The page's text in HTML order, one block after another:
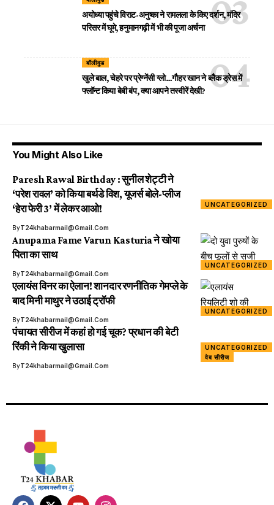
अयोध्या पहुंचे विराट-अनुष्का ने रामलला के किए दर्शन, मंदिर
परिसर में घूमे, हनुमानगढ़ी में भी की पूजा अर्चना
बॉलीवुड
खुले बाल, चेहरे पर प्रेग्नेंसी ग्लो…गौहर खान ने ब्लैक ड्रेस में
फ्लॉन्ट किया बेबी बंप, क्या आपने तस्वीरें देखी?
You Might Also Like
UNCATEGORIZED
Paresh Rawal Birthday : सुनील शेट्टी ने
‘परेश रावल’ को किया बर्थडे विश, यूजर्स बोले-प्लीज
‘हेरा फेरी 3’ में लेकर आओ!
ByT24khabarmail@gmail.com
UNCATEGORIZED
Anupama Fame Varun Kasturia ने खोया
पिता का साथ
ByT24khabarmail@gmail.com
UNCATEGORIZED
एलायंस विनर का ऐलान! शानदार रणनीतिक गेमप्ले के
बाद मिनी माथुर ने उठाई ट्रॉफी
ByT24khabarmail@gmail.com
UNCATEGORIZED
वेब सीरीज
पंचायत सीरीज में कहां हो गई चूक? प्रधान की बेटी
रिंकी ने किया खुलासा
ByT24khabarmail@gmail.com